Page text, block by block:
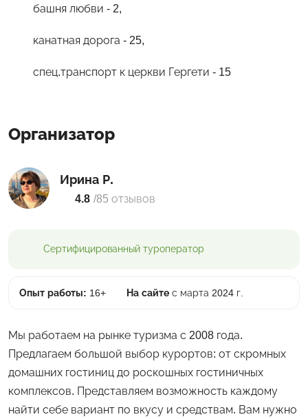
башня любви - 2,
канатная дорога - 25,
спец.транспорт к церкви Гергети - 15
Организатор
Ирина Р.
4.8 /85 отзывов
Сертифицированный туроператор
Опыт работы: 16+ На сайте с марта 2024 г.
Мы работаем на рынке туризма с 2008 года.
Предлагаем большой выбор курортов: от скромных
домашних гостиниц до роскошных гостиничных
комплексов. Представляем возможность каждому
найти себе вариант по вкусу и средствам. Вам нужно